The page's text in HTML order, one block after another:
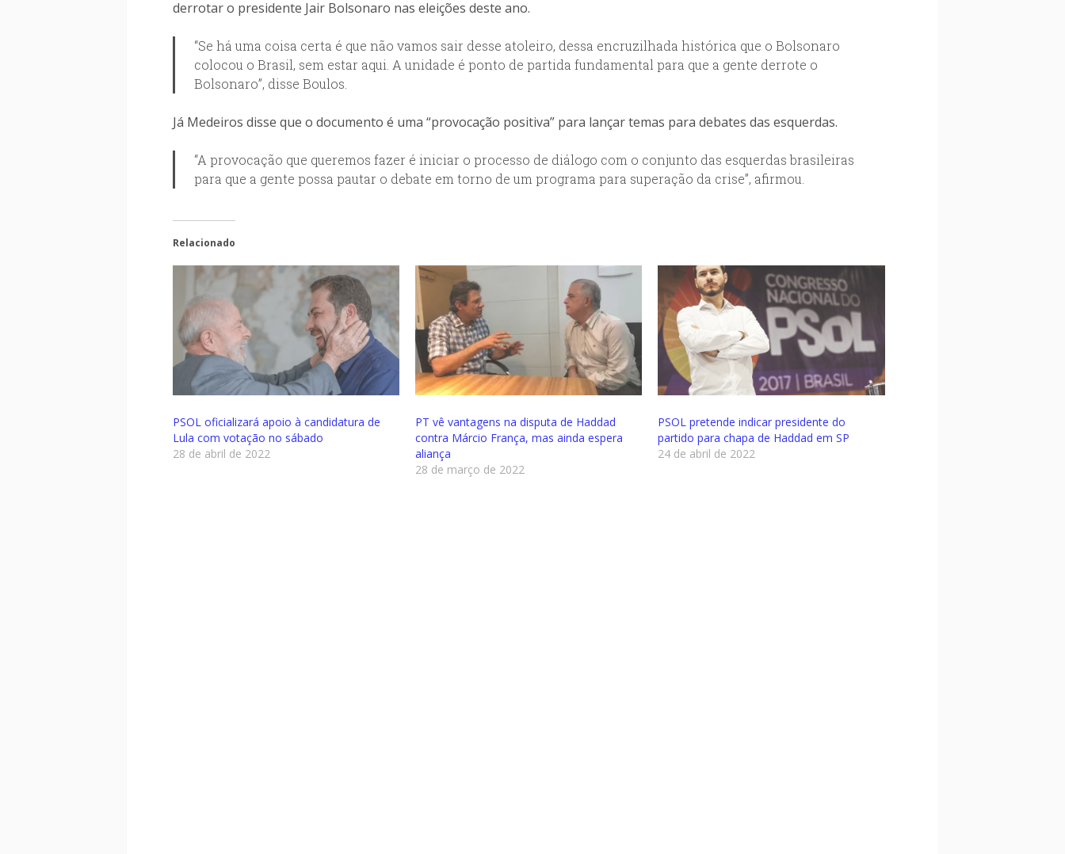
derrotar o presidente Jair Bolsonaro nas eleições deste ano.
“Se há uma coisa certa é que não vamos sair desse atoleiro, dessa encruzilhada histórica que o Bolsonaro
colocou o Brasil, sem estar aqui. A unidade é ponto de partida fundamental para que a gente derrote o
Bolsonaro”, disse Boulos.
Já Medeiros disse que o documento é uma “provocação positiva” para lançar temas para debates das esquerdas.
“A provocação que queremos fazer é iniciar o processo de diálogo com o conjunto das esquerdas brasileiras
para que a gente possa pautar o debate em torno de um programa para superação da crise”, afirmou.
Relacionado
PSOL oficializará apoio à candidatura de
Lula com votação no sábado
28 de abril de 2022
PT vê vantagens na disputa de Haddad
contra Márcio França, mas ainda espera
aliança
28 de março de 2022
PSOL pretende indicar presidente do
partido para chapa de Haddad em SP
24 de abril de 2022